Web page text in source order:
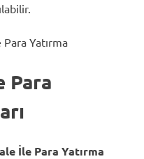
Para
İle Para Yatırma